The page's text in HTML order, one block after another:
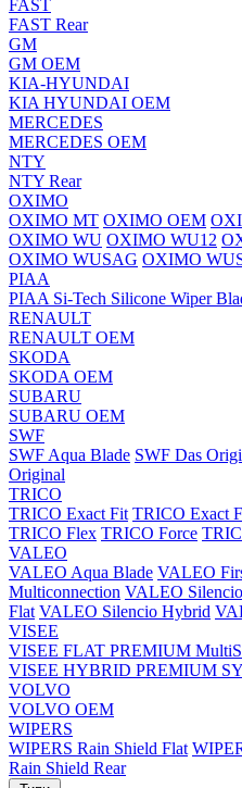
FAST
FAST Rear
GM
GM OEM
KIA-HYUNDAI
KIA HYUNDAI OEM
MERCEDES
MERCEDES OEM
NTY
NTY Rear
OXIMO
OXIMO MT OXIMO OEM
OXIMO WU OXIMO WU12
OXIMO WUSAG OXIMO
PIAA
PIAA Si-Tech Silicone Wiper
RENAULT
RENAULT OEM
SKODA
SKODA OEM
SUBARU
SUBARU OEM
SWF
SWF Aqua Blade SWF Das
Original
TRICO
TRICO Exact Fit TRICO Exact
TRICO Flex TRICO Force
VALEO
VALEO Aqua Blade VALEO
Multiconnection VALEO
Flat VALEO Silencio Hybrid
VISEE
VISEE FLAT PREMIUM
VISEE HYBRID PREMIUM
VOLVO
VOLVO OEM
WIPERS
WIPERS Rain Shield Flat
Rain Shield Rear